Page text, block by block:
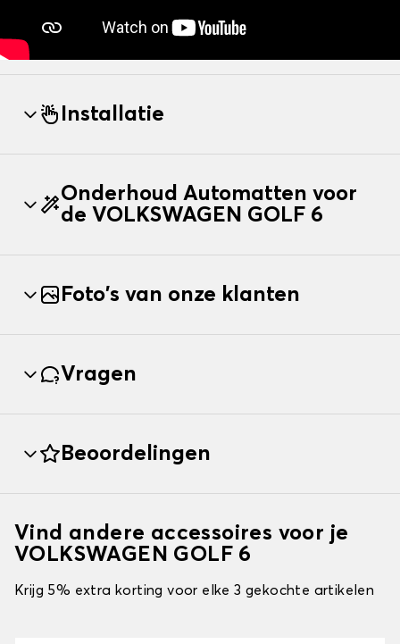
Installatie
Onderhoud Automatten voor
de VOLKSWAGEN GOLF 6
Foto's van onze klanten
Vragen
Beoordelingen
Vind andere accessoires voor je
VOLKSWAGEN GOLF 6
Krijg 5% extra korting voor elke 3 gekochte artikelen